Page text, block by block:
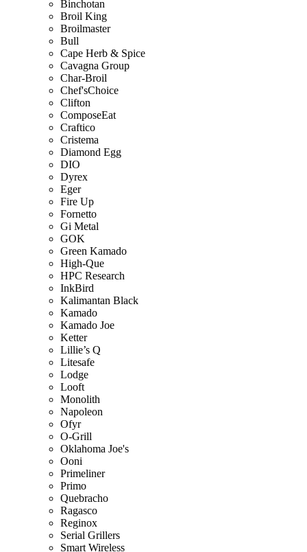
Binchotan
Broil King
Broilmaster
Bull
Cape Herb & Spice
Cavagna Group
Char-Broil
Chef'sChoice
Clifton
ComposeEat
Craftico
Cristema
Diamond Egg
DIO
Dyrex
Eger
Fire Up
Fornetto
Gi Metal
GOK
Green Kamado
High-Que
HPC Research
InkBird
Kalimantan Black
Kamado
Kamado Joe
Ketter
Lillie’s Q
Litesafe
Lodge
Looft
Monolith
Napoleon
Ofyr
O-Grill
Oklahoma Joe's
Ooni
Primeliner
Primo
Quebracho
Ragasco
Reginox
Serial Grillers
Smart Wireless